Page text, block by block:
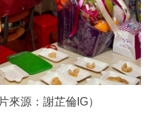
來源：謝芷倫IG）